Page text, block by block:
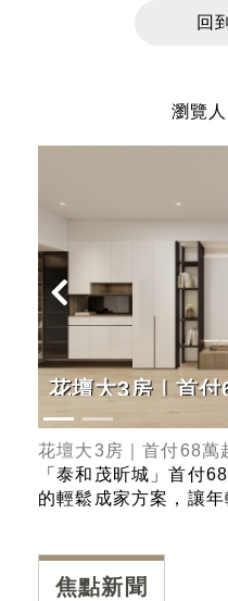
回
瀏覽
花壇大3房｜首付
花壇大3房｜首付68萬
「泰和茂昕城」首付
的輕鬆成家方案，讓
家，更是直接升級一
焦點新聞